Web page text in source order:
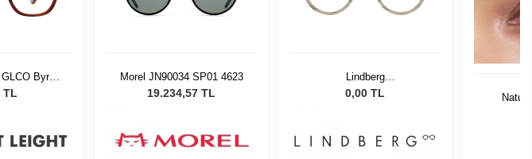
Byrne
Tortoise
TL
Morel JN90034 SP01 4623
19.234,57 TL
Lindberg
LDO.AC1011.AI26.42135
0,00 TL